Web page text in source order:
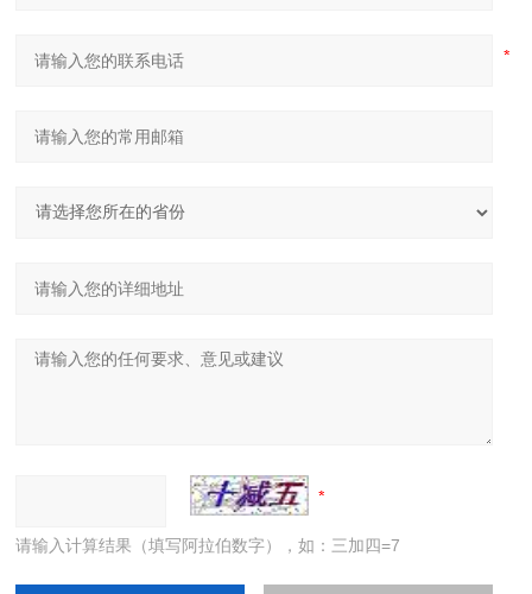
请输入计算结果（填写阿拉伯数字），如：三加四=7